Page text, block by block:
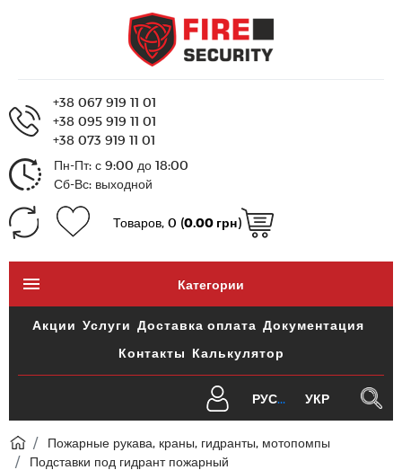
+38 067 919 11 01
+38 095 919 11 01
+38 073 919 11 01
Пн-Пт: с 9:00 до 18:00
Сб-Вс: выходной
Товаров, 0 (0.00 грн)
Категории
Акции Услуги Доставка оплата Документация
Контакты Калькулятор
РУС УКР
Пожарные рукава, краны, гидранты, мотопомпы
Подставки под гидрант пожарный